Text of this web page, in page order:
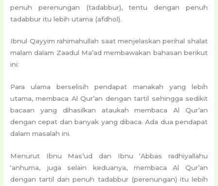
penuh perenungan (tadabbur), tentu dengan penuh
tadabbur itu lebih utama (afdhol).
Ibnul Qayyim rahimahullah saat menjelaskan perihal shalat
malam dalam Zaadul Ma’ad membawakan bahasan berikut
ini:
Para ulama berselisih pendapat manakah yang lebih
utama, membaca Al Qur’an dengan tartil sehingga sedikit
bacaan yang dihasilkan ataukah membaca Al Qur’an
dengan cepat dan banyak yang dibaca. Ada dua pendapat
dalam masalah ini.
Menurut Ibnu Mas’ud dan Ibnu ‘Abbas radhiyallahu
‘anhuma, juga selain keduanya, membaca Al Qur’an
dengan tartil dan penuh tadabbur (perenungan) itu lebih